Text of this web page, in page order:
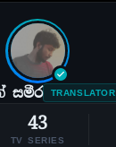
සමීර TRANSLATOR
43
TV SERIES